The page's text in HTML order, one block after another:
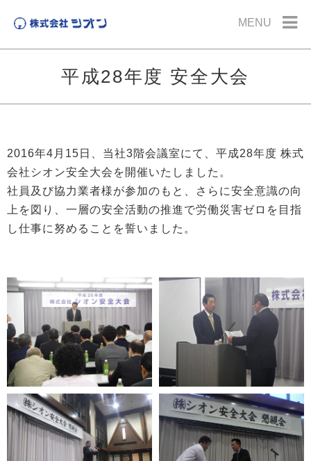
MENU
平成28年度 安全大会
2016年4月15日、当社3階会議室にて、平成28年度 株式
会社シオン安全大会を開催いたしました。
社員及び協力業者様が参加のもと、さらに安全意識の向
上を図り、一層の安全活動の推進で労働災害ゼロを目指
し仕事に努めることを誓いました。